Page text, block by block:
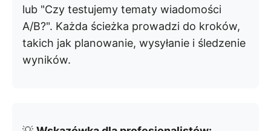
lub "Czy testujemy tematy wiadomości
A/B?". Każda ścieżka prowadzi do kroków,
takich jak planowanie, wysyłanie i śledzenie
wyników.